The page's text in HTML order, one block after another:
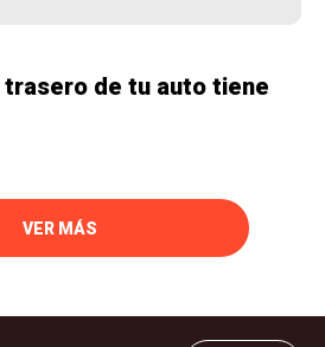
trasero de tu auto tiene
VER MÁS